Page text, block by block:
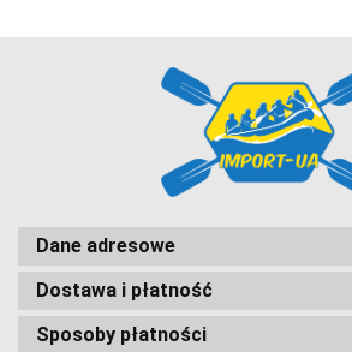
GriSport
Dane adresowe
Dostawa i płatność
Sposoby płatności